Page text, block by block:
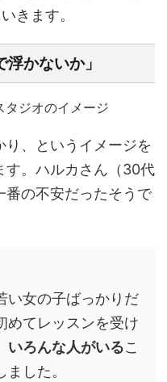
きます。
かないか」
り、というイメージを
す。ハルカさん（30代
番の不安だったそうで
い女の子ばっかりだ
めてレッスンを受け
いろんな人がいるこ
した。